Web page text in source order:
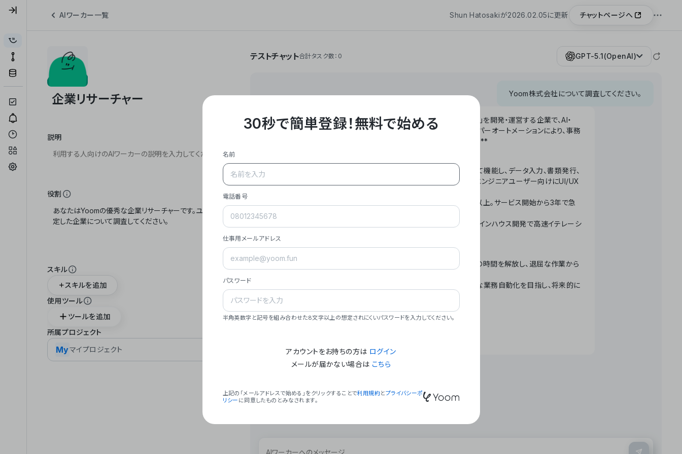
AIワーカー一覧 Shun Hatosakiが2026.02.05に更新 チャットページへ
説明
役割
スキル
スキルを追加
使用ツール
ツールを追加
所属プロジェクト
Myマイプロジェクト
テストチャット合計タスク数：0 GPT-5.1(OpenAI)
Yoom株式会社について調査してください。
**Yoom株式会社は、ビジネスオートメーションSaaS「Yoom」を開発・運営する企業で、AI・
API・RPA・OCRなどの技術をノーコードで組み合わせたハイパーオートメーションにより、事務
作業やデスクワークを自動化するサービスを提供しています。**
- **主力プロダクト「Yoom」**: SaaS連携データベースとして機能し、データ入力、書類発行、
メール対応、請求書処理、日報作成などの業務を自動化。非エンジニアユーザー向けにUI/UX
- **実績**: 国内利用社数20,000社超、直近成長率300%以上。サービス開始から3年で急
- **強み**: すべての自動化技術を1プラットフォームで完結。インハウス開発で高速イテレーシ
- **ミッション**: 「We Make Time」 – テクノロジーで人々の時間を解放し、退屈な作業から
- **ビジョン**: 「Global Business Automation」 – 世界的な業務自動化を目指し、将来的に
### 会社概要
30秒で簡単登録！無料で始める
名前
電話番号
仕事用メールアドレス
パスワード
半角英数字と記号を組み合わせた8文字以上の想定されにくいパスワードを入力してください。
アカウントをお持ちの方は ログイン
メールが届かない場合は こちら
上記の「メールアドレスで始める」をクリックすることで利用規約とプライバシーポ
リシー に同意したものとみなされます。